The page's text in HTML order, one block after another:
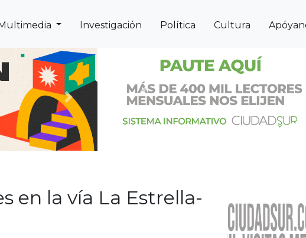
Investigación Política Cultura
Next Previous
en la vía La Estrella-
Anterior
Noticias